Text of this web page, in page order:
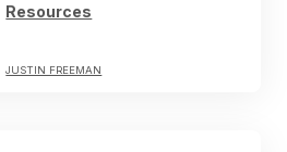
Resources
JUSTIN FREEMAN